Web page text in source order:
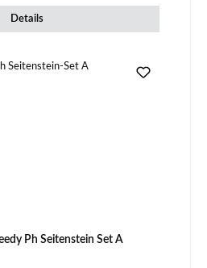
Details
Ph Seitenstein Set A